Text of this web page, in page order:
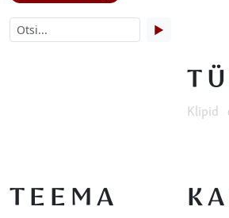
▶
Klipid
TEEMA